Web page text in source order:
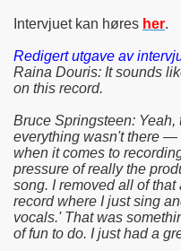
Intervjuet kan høres her.
Redigert utgave av
Raina Douris: It sounds
on this record.
Bruce Springsteen:
everything wasn't there —
when it comes to
pressure of really the
song. I removed all of
record where I just sing
vocals.' That was
of fun to do. I just had a